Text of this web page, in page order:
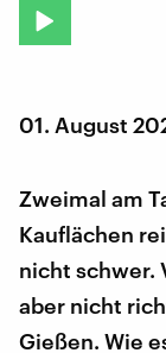
01. August
Zweimal am
Kauflächen
nicht schwer.
aber nicht
Gießen. Wie